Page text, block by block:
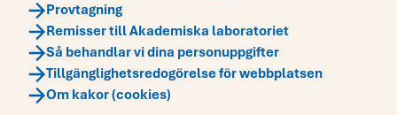
Provtagning
Remisser till Akademiska laboratoriet
Så behandlar vi dina personuppgifter
Tillgänglighetsredogörelse för webbplatsen
Om kakor (cookies)